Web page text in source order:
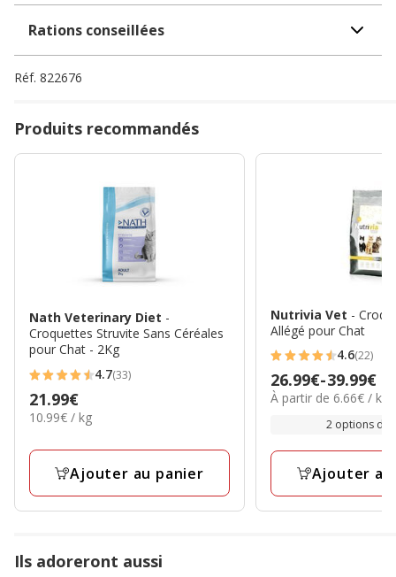
Rations conseillées
Réf. 822676
Produits recommandés
Nath Veterinary Diet -
Croquettes Struvite Sans Céréales
pour Chat - 2Kg
4.7
étoiles
avec
33
4.7(33)
Prix
21.99€
21.99€
10.99€
Kg
10.99€ / kg
Ajouter au panier
Nutrivia Vet -
Allégé pour Chat
4.6
étoiles
avec
avis
4.6(22)
Prix
de
39.99€
26.99€-39.99€
6.66€
À partir de 6.66€ / kg
2 options de
Ajouter
Ils adoreront aussi